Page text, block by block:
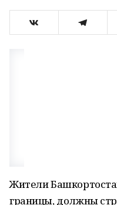
Жители
границы, должны